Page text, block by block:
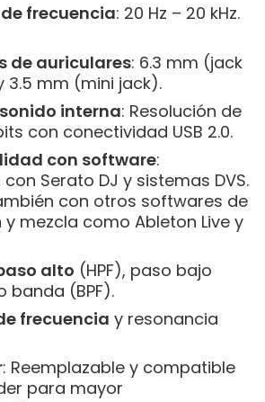
frecuencia: 20 Hz – 20 kHz.
de auriculares: 6.3 mm (jack
3.5 mm (mini jack).
interna: Resolución de
con conectividad USB 2.0.
con software:
Serato DJ y sistemas DVS.
con otros softwares de
mezcla como Ableton Live y
alto (HPF), paso bajo
banda (BPF).
frecuencia y resonancia
: Reemplazable y compatible
para mayor